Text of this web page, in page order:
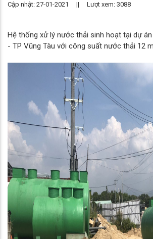
Cập nhật: 27-01-2021 || Lượt xem: 3088
Hệ thống xử lý nước thải sinh hoạt tại dự
- TP Vũng Tàu với công suất nước thải 12